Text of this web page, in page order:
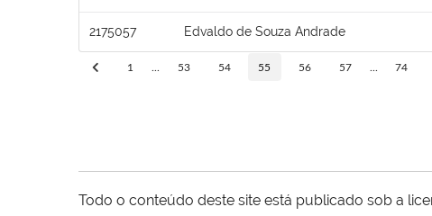
2175057 Edvaldo de Souza Andrade
1 53 54 55 56 57 74
Todo o conteúdo deste site está publicado sob a